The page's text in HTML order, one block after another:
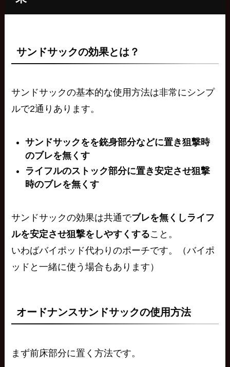
サンドサックの効果とは？
サンドサックの基本的な使用方法は非常にシンプ
ルで2通りあります。
サンドサックをを銃身部分などに置き狙撃時
のブレを無くす
ライフルのストック部分に置き安定させ狙撃
時のブレを無くす
サンドサックの効果は共通でブレを無くしライフ
ルを安定させ狙撃をしやすくすること。
いわばバイポッド代わりのポーチです。（バイポ
ッドと一緒に使う場合もあります）
オードナンスサンドサックの使用方法
まず前床部分に置く方法です。